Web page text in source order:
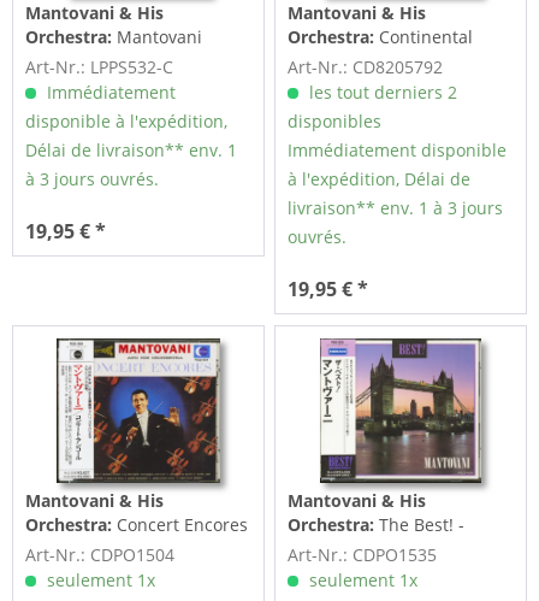
Mantovani & His
Orchestra: Mantovani
Tango (LP, Cut-Out)
Art-Nr.: LPPS532-C
Immédiatement
disponible à l'expédition,
Délai de livraison** env. 1
à 3 jours ouvrés.
19,95 € *
Mantovani & His
Orchestra: Continental
Encores (CD)
Art-Nr.: CD8205792
les tout derniers 2
disponibles
Immédiatement disponible
à l'expédition, Délai de
livraison** env. 1 à 3 jours
ouvrés.
19,95 € *
Mantovani & His
Orchestra: Concert Encores
(CD, Japan)
Art-Nr.: CDPO1504
seulement 1x
Mantovani & His
Orchestra: The Best! -
Mantovani (CD, Japan)
Art-Nr.: CDPO1535
seulement 1x